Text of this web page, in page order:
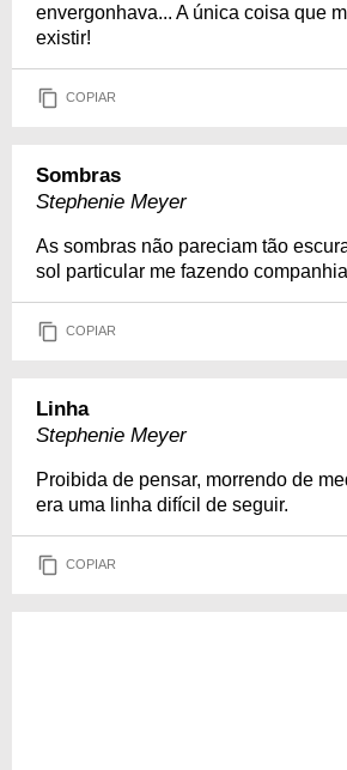
envergonhava... A única coisa que
existir!
COPIAR
Sombras
Stephenie Meyer
As sombras não pareciam tão
sol particular me fazendo
COPIAR
Linha
Stephenie Meyer
Proibida de pensar, morrendo de
era uma linha difícil de seguir.
COPIAR